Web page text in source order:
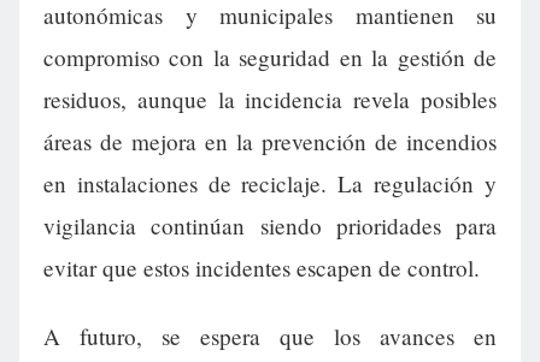
autonómicas y municipales mantienen su
compromiso con la seguridad en la gestión de
residuos, aunque la incidencia revela posibles
áreas de mejora en la prevención de incendios
en instalaciones de reciclaje. La regulación y
vigilancia continúan siendo prioridades para
evitar que estos incidentes escapen de control.
A futuro, se espera que los avances en